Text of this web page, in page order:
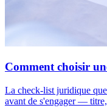
Comment choisir
La check-list juridique
avant de s'engager —